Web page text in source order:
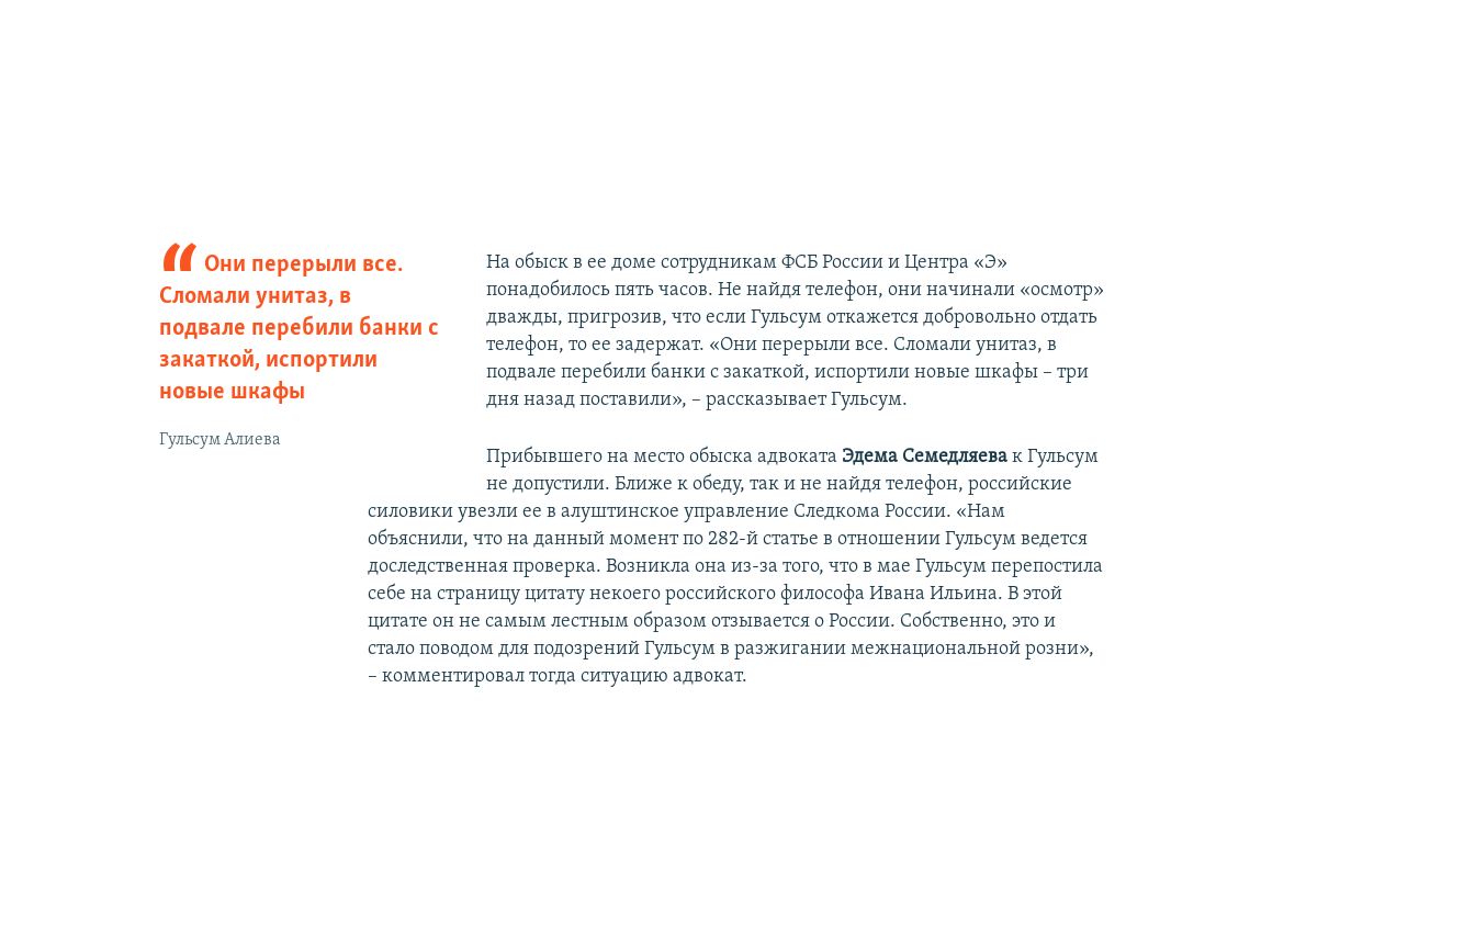
Они перерыли все.
Сломали унитаз, в
подвале перебили банки с
закаткой, испортили
новые шкафы
Гульсум Алиева
На обыск в ее доме сотрудникам ФСБ России и Центра «Э»
понадобилось пять часов. Не найдя телефон, они начинали «осмотр»
дважды, пригрозив, что если Гульсум откажется добровольно отдать
телефон, то ее задержат. «Они перерыли все. Сломали унитаз, в
подвале перебили банки с закаткой, испортили новые шкафы – три
дня назад поставили», – рассказывает Гульсум.
Прибывшего на место обыска адвоката Эдема Семедляева к Гульсум
не допустили. Ближе к обеду, так и не найдя телефон, российские
силовики увезли ее в алуштинское управление Следкома России. «Нам
объяснили, что на данный момент по 282-й статье в отношении Гульсум ведется
доследственная проверка. Возникла она из-за того, что в мае Гульсум перепостила
себе на страницу цитату некоего российского философа Ивана Ильина. В этой
цитате он не самым лестным образом отзывается о России. Собственно, это и
стало поводом для подозрений Гульсум в разжигании межнациональной розни»,
– комментировал тогда ситуацию адвокат.